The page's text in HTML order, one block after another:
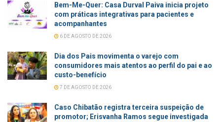
Bem-Me-Quer: Casa Durval Paiva inicia projeto
com práticas integrativas para pacientes e
acompanhantes
6 DE AGOSTO DE 2026
Dia dos Pais movimenta o varejo com
consumidores mais atentos ao perfil do pai e ao
custo-benefício
7 DE AGOSTO DE 2026
Caso Chibatão registra terceira suspeição de
promotor; Erisvanha Ramos segue investigada